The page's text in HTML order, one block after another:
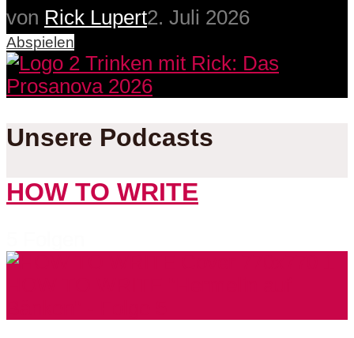
von Rick Lupert2. Juli 2026
Abspielen
Unsere Podcasts
HOW TO WRITE